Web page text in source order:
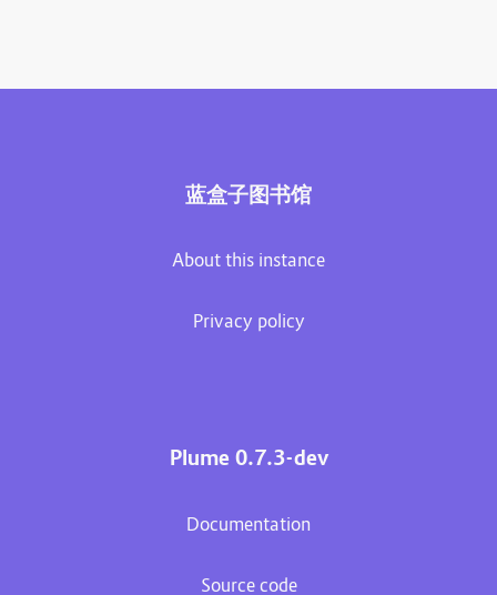
蓝盒子图书馆
About this instance
Privacy policy
Plume 0.7.3-dev
Documentation
Source code